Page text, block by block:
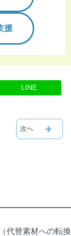
援
LINE
代替素材への転換